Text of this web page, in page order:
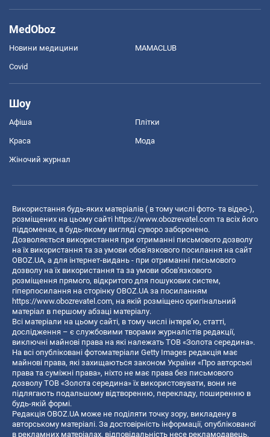
MedOboz
Новини медицини MAMACLUB
Covid
Шоу
Афіша Плітки
Краса Мода
Жіночий журнал
Використання будь-яких матеріалів ( в тому числі фото- та відео-),
розміщених на цьому сайті https://www.obozrevatel.com та всіх його
піддоменах, в будь-якому вигляді суворо заборонено.
Дозволяється використання при отриманні письмового дозволу
на їх використання та за умови обов'язкового посилання на сайт
OBOZ.UA, а для інтернет-видань - при отриманні письмового
дозволу на їх використання та за умови обов'язкового
розміщення прямого, відкритого для пошукових систем,
гіперпосилання на сторінку OBOZ.UA за посиланням
https://www.obozrevatel.com, на якій розміщено оригінальний
матеріал в першому абзаці матеріалу.
Всі матеріали на цьому сайті, в тому числі інтерв’ю, статті,
дослідження – є службовими творами журналістів редакції,
виключні майнові права на які належать ТОВ «Золота середина».
На всі опубліковані фотоматеріали Getty Images редакція має
майнові права, які захищаються законом України «Про авторські
права та суміжні права», ніхто не має права без письмового
дозволу ТОВ «Золота середина» їх використовувати, вони не
підлягають подальшому відтворенню, перекладу, поширенню в
будь-якій формі.
Редакція OBOZ.UA може не поділяти точку зору, викладену в
авторському матеріалі. За достовірність інформації, опублікованої
в рекламних матеріалах, відповідальність несе рекламодавець.